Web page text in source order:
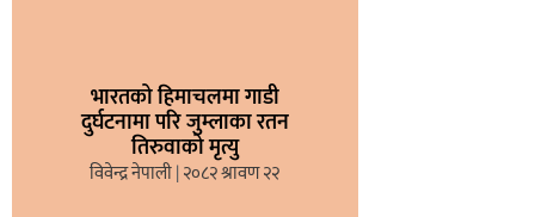
भारतको हिमाचलमा गाडी
दुर्घटनामा परि जुम्लाका रतन
तिरुवाको मृत्यु
विवेन्द्र नेपाली २०८२ श्रावण २२